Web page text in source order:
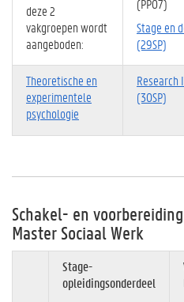
deze 2
vakgroepen wordt
aangeboden:
(PP07)
Stage en
(29SP)
Theoretische en
experimentele
psychologie
Research
(30SP)
Schakel- en
Master Sociaal Werk
Stage-
opleidingsonderdeel